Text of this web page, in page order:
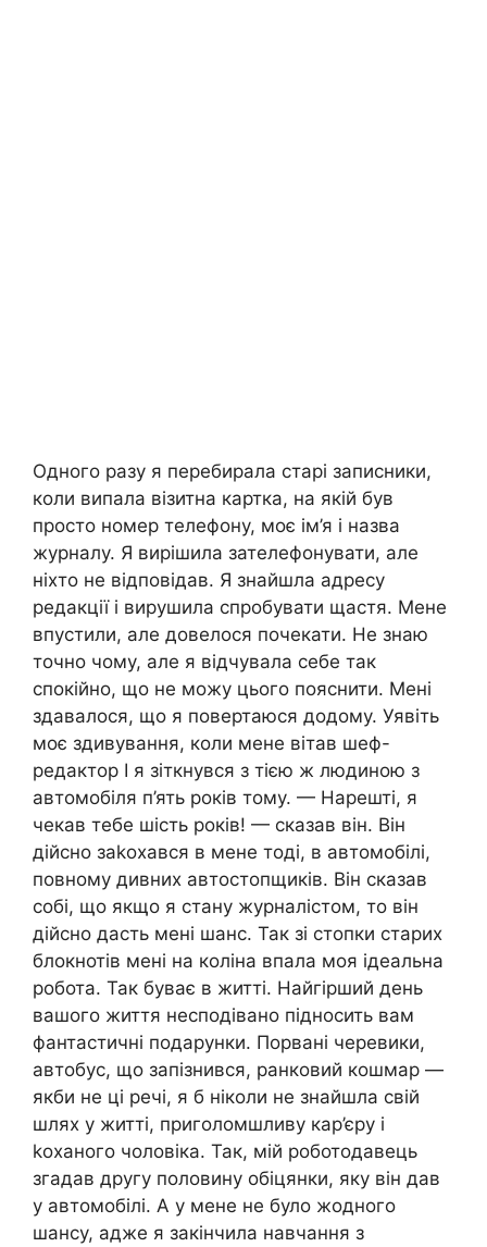
Одного разу я перебирала старі записники,
коли випала візитна картка, на якій був
просто номер телефону, моє ім’я і назва
журналу. Я вирішила зателефонувати, але
ніхто не відповідав. Я знайшла адресу
редакції і вирушила спробувати щастя. Мене
впустили, але довелося почекати. Не знаю
точно чому, але я відчувала себе так
спокійно, що не можу цього пояснити. Мені
здавалося, що я повертаюся додому. Уявіть
моє здивування, коли мене вітав шеф-
редактор І я зіткнувся з тією ж людиною з
автомобіля п’ять років тому. — Нарешті, я
чекав тебе шість років! — сказав він. Він
дійсно заkoхався в мене тоді, в автомобілі,
повному дивних автостопщиків. Він сказав
собі, що якщо я стану журналістом, то він
дійсно дасть мені шанс. Так зі стопки старих
блокнотів мені на коліна впала моя ідеальна
робота. Так буває в житті. Найгірший день
вашого життя несподівано підносить вам
фантастичні подарунки. Порвані черевики,
автобус, що запізнився, ранковий кошмар —
якби не ці речі, я б ніколи не знайшла свій
шлях у житті, приголомшливу кар’єру і
kоханого чоловіка. Так, мій роботодавець
згадав другу половину обіцянки, яку він дав
у автомобілі. А у мене не було жодного
шансу, адже я закінчила навчання з